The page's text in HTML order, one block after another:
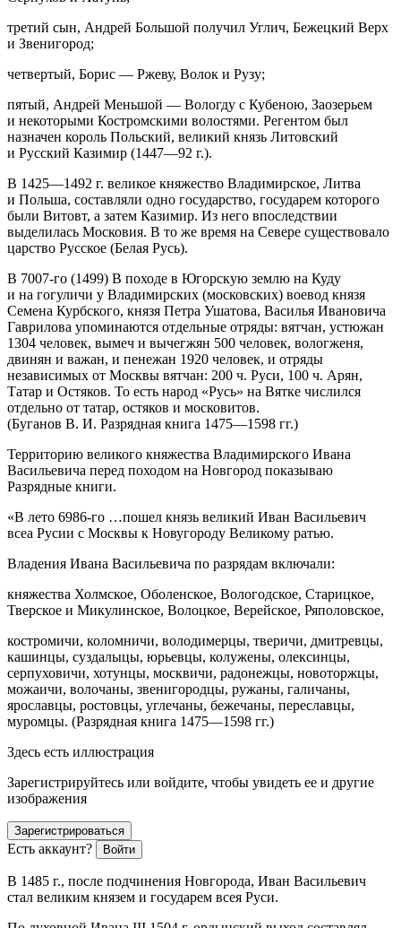
третий сын, Андрей Большой получил Углич, Бежецкий Верх
и Звенигород;
четвертый, Борис — Ржеву, Волок и Рузу;
пятый, Андрей Меньшой — Вологду с Кубеною, Заозерьем
и некоторыми Костромскими волостями. Регентом был
назначен король Польский, великий князь Литовский
и Русский Казимир (1447—92 г.).
В 1425—1492 г. великое княжество Владимирское, Литва
и Польша, составляли одно государство, государем которого
были Витовт, а затем Казимир. Из него впоследствии
выделилась Московия. В то же время на Севере существовало
царство Русское (Белая Русь).
В 7007-го (1499) В походе в Югорскую землю на Куду
и на гогуличи у Владимирских (московских) воевод князя
Семена Курбского, князя Петра Ушатова, Василья Ивановича
Гаврилова упоминаются отдельные отряды: вятчан, устюжан
1304 человек, вымеч и вычегжян 500 человек, вологженя,
двинян и важан, и пенежан 1920 человек, и отряды
независимых от Москвы вятчан: 200 ч. Руси, 100 ч. Арян,
Татар и Остяков. То есть народ «Русь» на Вятке числился
отдельно от татар, остяков и московитов.
(Буганов В. И. Разрядная книга 1475—1598 гг.)
Территорию великого княжества Владимирского Ивана
Васильевича перед походом на Новгород показываю
Разрядные книги.
«В лето 6986-го …пошел князь великий Иван Васильевич
всеа Русии с Москвы к Новугороду Великому ратью.
Владения Ивана Васильевича по разрядам включали:
княжества Холмское, Оболенское, Вологодское, Старицкое,
Тверское и Микулинское, Волоцкое, Верейское, Ряполовское,
костромичи, коломничи, володимерцы, тверичи, дмитревцы,
кашинцы, суздалыцы, юрьевцы, колужены, олексинцы,
серпуховичи, хотунцы, москвичи, радонежцы, новоторжцы,
можаичи, волочаны, звенигородцы, ружаны, галичаны,
ярославцы, ростовцы, углечаны, бежечаны, переславцы,
муромцы. (Разрядная книга 1475—1598 гг.)
Здесь есть иллюстрация
Зарегистрируйтесь или войдите, чтобы увидеть ее и другие
изображения
Зарегистрироваться
Есть аккаунт? Войти
В 1485 г., после подчинения Новгорода, Иван Васильевич
стал великим князем и государем всея Руси.